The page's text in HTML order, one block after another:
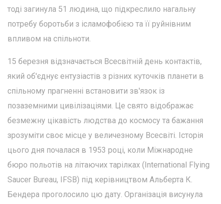
тоді загинула 51 людина, що підкреслило нагальну
потребу боротьби з ісламофобією та її руйнівним
впливом на спільноти.
15 березня відзначається Всесвітній день контактів,
який об'єднує ентузіастів з різних куточків планети в
спільному прагненні встановити зв'язок із
позаземними цивілізаціями. Це свято відображає
безмежну цікавість людства до космосу та бажання
зрозуміти своє місце у величезному Всесвіті. Історія
цього дня почалася в 1953 році, коли Міжнародне
бюро польотів на літаючих тарілках (International Flying
Saucer Bureau, IFSB) під керівництвом Альберта К.
Бендера проголосило цю дату. Організація висунула